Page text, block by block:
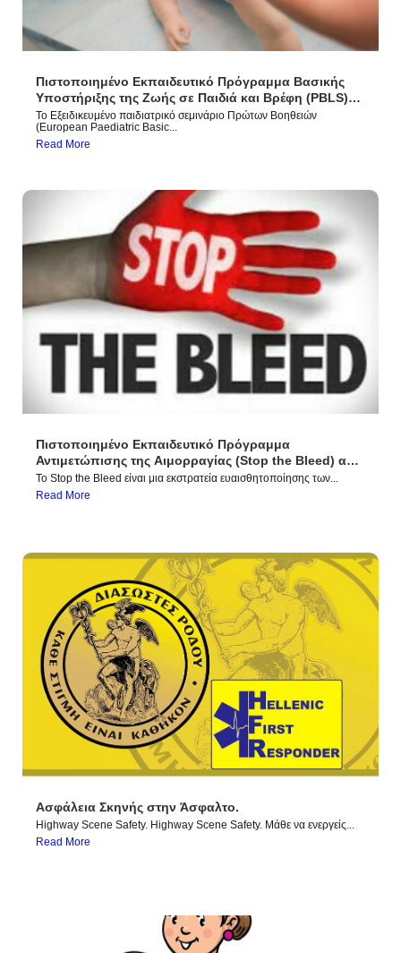
Πιστοποιημένο Εκπαιδευτικό Πρόγραμμα Βασικής
Υποστήριξης της Ζωής σε Παιδιά και Βρέφη (PBLS)
από τους Διασώστες Ρόδου
Το Εξειδικευμένο παιδιατρικό σεμινάριο Πρώτων Βοηθειών
(European Paediatric Basic...
Read More
Πιστοποιημένο Εκπαιδευτικό Πρόγραμμα
Αντιμετώπισης της Αιμορραγίας (Stop the Bleed) από
τους Διασώστες Ρόδου
Το Stop the Bleed είναι μια εκστρατεία ευαισθητοποίησης των...
Read More
Ασφάλεια Σκηνής στην Άσφαλτο.
Highway Scene Safety. Highway Scene Safety. Μάθε να ενεργείς...
Read More